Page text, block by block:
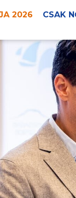
2026 CSAK